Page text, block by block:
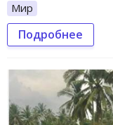
Мир
Подробнее